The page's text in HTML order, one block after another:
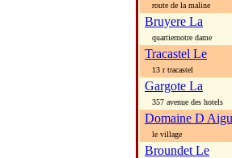
route de la maline
Bruyere La
quartiernotre dame
Tracastel Le
13 r tracastel
Gargote La
357 avenue des hotels
Domaine D
le village
Broundet Le